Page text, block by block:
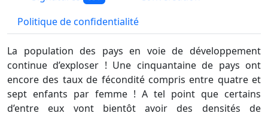
Politique de confidentialité
La population des pays en voie de développement
continue d’exploser ! Une cinquantaine de pays ont
encore des taux de fécondité compris entre quatre et
sept enfants par femme ! A tel point que certains
d’entre eux vont bientôt avoir des densités de